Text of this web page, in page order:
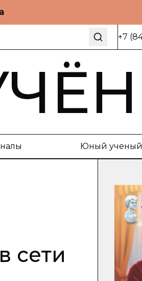
+7
Юный ученый
сети